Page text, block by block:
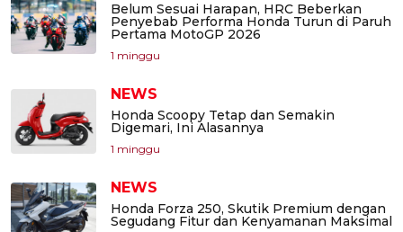
Belum Sesuai Harapan, HRC Beberkan
Penyebab Performa Honda Turun di Paruh
Pertama MotoGP 2026
1 minggu
NEWS
Honda Scoopy Tetap dan Semakin
Digemari, Ini Alasannya
1 minggu
NEWS
Honda Forza 250, Skutik Premium dengan
Segudang Fitur dan Kenyamanan Maksimal